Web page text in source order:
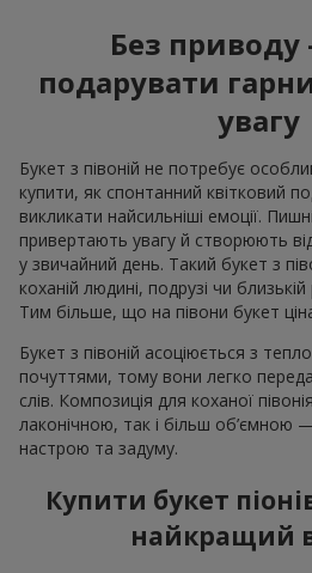
Без
подарувати
увагу
Букет з півоній не потребує
купити, як спонтанний квітковий
викликати найсильніші емоції.
привертають увагу й створюють
у звичайний день. Такий букет з
коханій людині, подрузі чи
Тим більше, що на півони букет
Букет з півоній асоціюється з
почуттями, тому вони легко
слів. Композиція для коханої
лаконічною, так і більш об’ємною
настрою та задуму.
Купити букет
найкращий